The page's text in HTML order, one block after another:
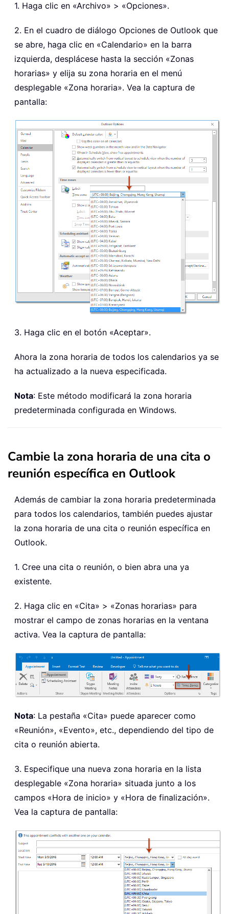
1. Haga clic en «Archivo» > «Opciones».
2. En el cuadro de diálogo Opciones de Outlook que
se abre, haga clic en «Calendario» en la barra
izquierda, desplácese hasta la sección «Zonas
horarias» y elija su zona horaria en el menú
desplegable «Zona horaria». Vea la captura de
pantalla:
3. Haga clic en el botón «Aceptar».
Ahora la zona horaria de todos los calendarios ya se
ha actualizado a la nueva especificada.
Nota: Este método modificará la zona horaria
predeterminada configurada en Windows.
Cambie la zona horaria de una cita o
reunión específica en Outlook
Además de cambiar la zona horaria predeterminada
para todos los calendarios, también puedes ajustar
la zona horaria de una cita o reunión específica en
Outlook.
1. Cree una cita o reunión, o bien abra una ya
existente.
2. Haga clic en «Cita» > «Zonas horarias» para
mostrar el campo de zonas horarias en la ventana
activa. Vea la captura de pantalla:
Nota: La pestaña «Cita» puede aparecer como
«Reunión», «Evento», etc., dependiendo del tipo de
cita o reunión abierta.
3. Especifique una nueva zona horaria en la lista
desplegable «Zona horaria» situada junto a los
campos «Hora de inicio» y «Hora de finalización».
Vea la captura de pantalla: